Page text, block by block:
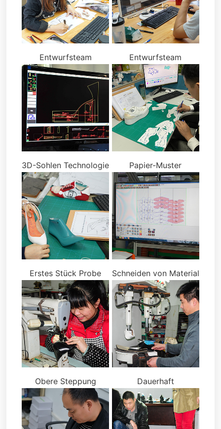
Entwurfsteam Entwurfsteam
3D-Sohlen Technologie Papier-Muster
Erstes Stück Probe Schneiden von Material
Obere Steppung Dauerhaft